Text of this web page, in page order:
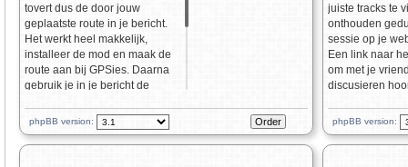
tovert dus de door jouw
geplaatste route in je bericht.
Het werkt heel makkelijk,
installeer de mod en maak de
route aan bij GPSies. Daarna
gebruik je in je bericht de
[gpsies=file_id]Jouw
routetitel[/gpsies]. De route
wordt dan compleet in je
phpBB version:
juiste tracks te
onthouden
sessie op je
Een link naar
om met je
discusieren
codeeen
Tracks maakt
account op
phpBB version: